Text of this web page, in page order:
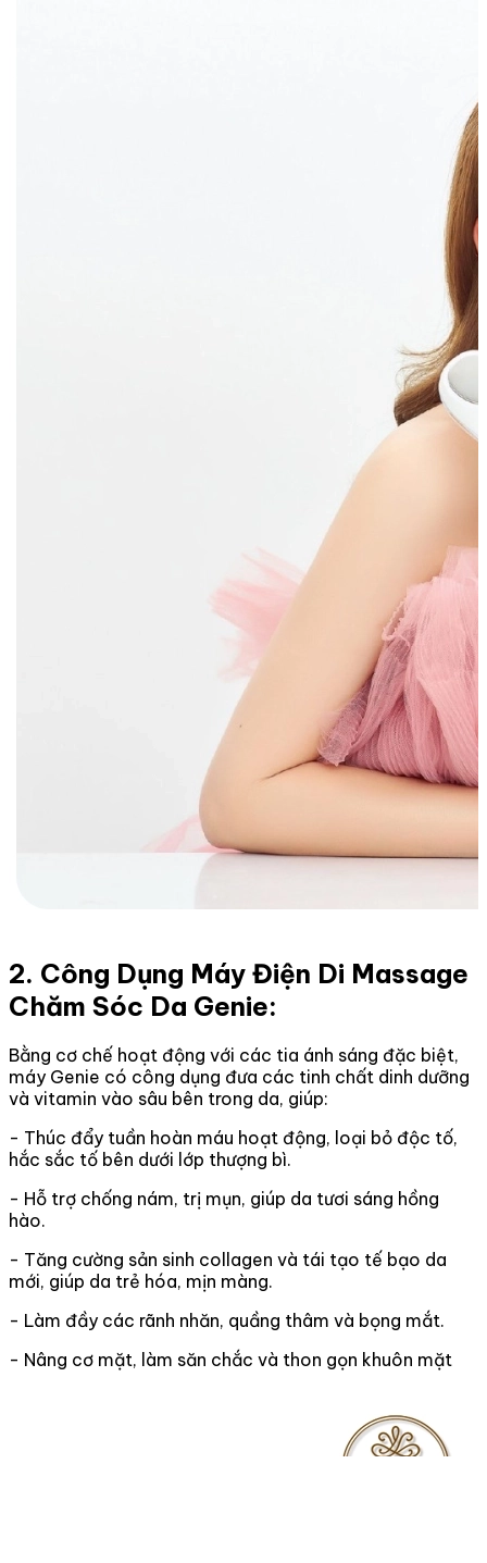
2. Công Dụng Máy Điện Di Massage
Chăm Sóc Da Genie:
Bằng cơ chế hoạt động với các tia ánh sáng đặc biệt,
máy Genie có công dụng đưa các tinh chất dinh dưỡng
và vitamin vào sâu bên trong da, giúp:
- Thúc đẩy tuần hoàn máu hoạt động, loại bỏ độc tố,
hắc sắc tố bên dưới lớp thượng bì.
- Hỗ trợ chống nám, trị mụn, giúp da tươi sáng hồng
hào.
- Tăng cường sản sinh collagen và tái tạo tế bạo da
mới, giúp da trẻ hóa, mịn màng.
- Làm đầy các rãnh nhăn, quầng thâm và bọng mắt.
- Nâng cơ mặt, làm săn chắc và thon gọn khuôn mặt